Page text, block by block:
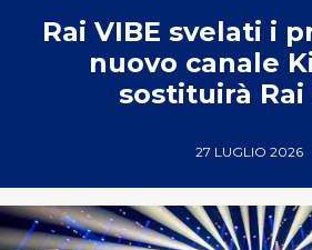
Rai VIBE svelati i
nuovo canale
sostituirà Rai
27 LUGLIO 2026